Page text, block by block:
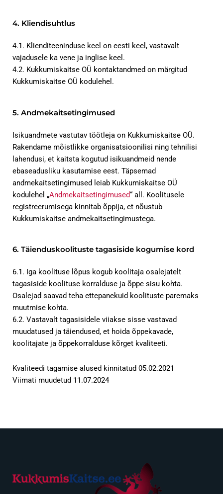
4. Kliendisuhtlus
4.1. Klienditeeninduse keel on eesti keel, vastavalt
vajadusele ka vene ja inglise keel.
4.2. Kukkumiskaitse OÜ kontaktandmed on märgitud
Kukkumiskaitse OÜ kodulehel.
5. Andmekaitsetingimused
Isikuandmete vastutav töötleja on Kukkumiskaitse OÜ.
Rakendame mõistlikke organisatsioonilisi ning tehnilisi
lahendusi, et kaitsta kogutud isikuandmeid nende
ebaseadusliku kasutamise eest. Täpsemad
andmekaitsetingimused leiab Kukkumiskaitse OÜ
kodulehel „Andmekaitsetingimused“ all. Koolitusele
registreerumisega kinnitab õppija, et nõustub
Kukkumiskaitse andmekaitsetingimustega.
6. Täienduskoolituste tagasiside kogumise kord
6.1. Iga koolituse lõpus kogub koolitaja osalejatelt
tagasiside koolituse korralduse ja õppe sisu kohta.
Osalejad saavad teha ettepanekuid koolituste paremaks
muutmise kohta.
6.2. Vastavalt tagasisidele viiakse sisse vastavad
muudatused ja täiendused, et hoida õppekavade,
koolitajate ja õppekorralduse kõrget kvaliteeti.
Kvaliteedi tagamise alused kinnitatud 05.02.2021
Viimati muudetud 11.07.2024